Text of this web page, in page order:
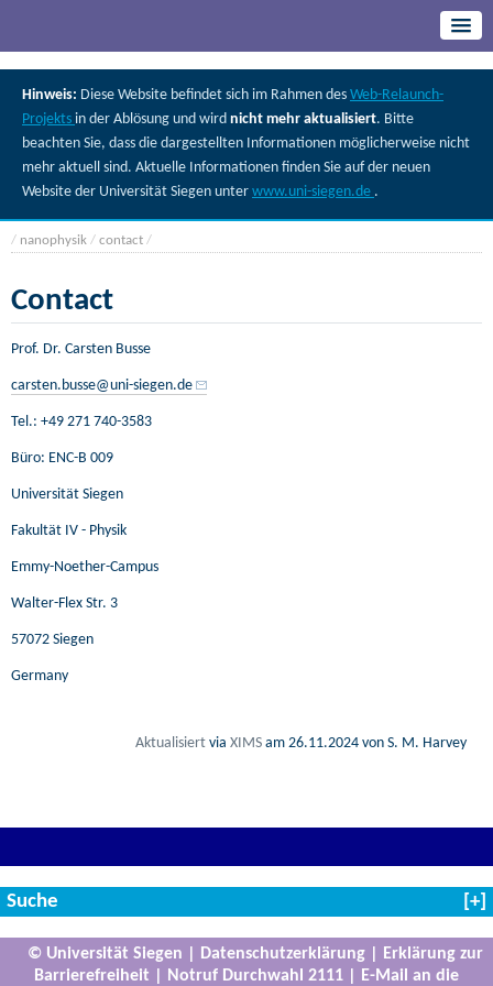
Hinweis: Diese Website befindet sich im Rahmen des Web-Relaunch-
Projekts in der Ablösung und wird nicht mehr aktualisiert. Bitte
beachten Sie, dass die dargestellten Informationen möglicherweise nicht
mehr aktuell sind. Aktuelle Informationen finden Sie auf der neuen
Website der Universität Siegen unter www.uni-siegen.de .
/ nanophysik / contact /
Contact
Prof. Dr. Carsten Busse
carsten.busse@uni-siegen.de
Tel.: +49 271 740-3583
Büro: ENC-B 009
Universität Siegen
Fakultät IV - Physik
Emmy-Noether-Campus
Walter-Flex Str. 3
57072 Siegen
Germany
Aktualisiertvia XIMSam 26.11.2024von S. M. Harvey
Suche
© Universität Siegen Datenschutzerklärung
Erklärung zur
Barrierefreiheit
Notruf Durchwahl 2111 E-Mail an die